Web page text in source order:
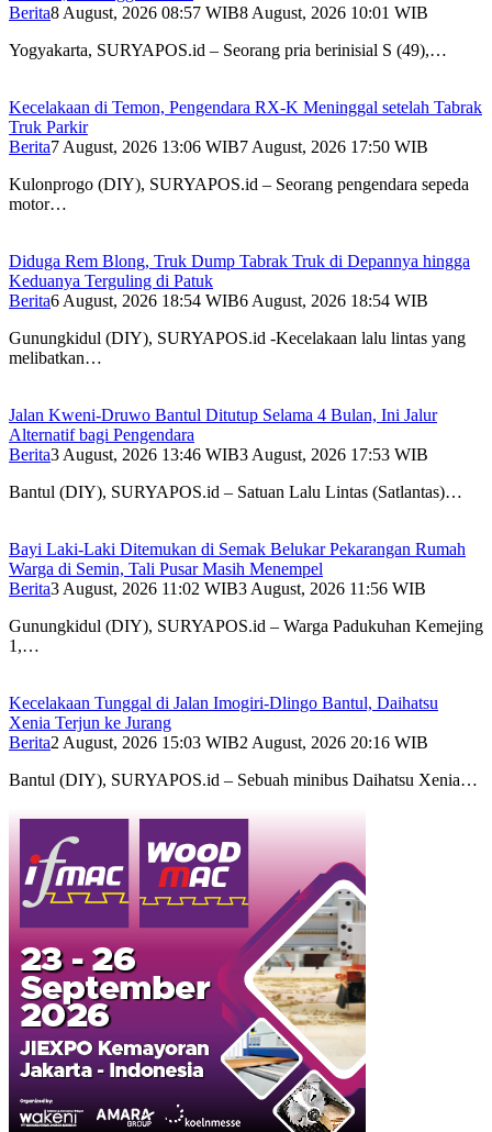
Berita8 August, 2026 08:57 WIB8 August, 2026 10:01 WIB
Yogyakarta, SURYAPOS.id – Seorang pria berinisial S (49),…
Kecelakaan di Temon, Pengendara RX-K Meninggal setelah Tabrak
Truk Parkir
Berita7 August, 2026 13:06 WIB7 August, 2026 17:50 WIB
Kulonprogo (DIY), SURYAPOS.id – Seorang pengendara sepeda
motor…
Diduga Rem Blong, Truk Dump Tabrak Truk di Depannya hingga
Keduanya Terguling di Patuk
Berita6 August, 2026 18:54 WIB6 August, 2026 18:54 WIB
Gunungkidul (DIY), SURYAPOS.id -Kecelakaan lalu lintas yang
melibatkan…
Jalan Kweni-Druwo Bantul Ditutup Selama 4 Bulan, Ini Jalur
Alternatif bagi Pengendara
Berita3 August, 2026 13:46 WIB3 August, 2026 17:53 WIB
Bantul (DIY), SURYAPOS.id – Satuan Lalu Lintas (Satlantas)…
Bayi Laki-Laki Ditemukan di Semak Belukar Pekarangan Rumah
Warga di Semin, Tali Pusar Masih Menempel
Berita3 August, 2026 11:02 WIB3 August, 2026 11:56 WIB
Gunungkidul (DIY), SURYAPOS.id – Warga Padukuhan Kemejing
1,…
Kecelakaan Tunggal di Jalan Imogiri-Dlingo Bantul, Daihatsu
Xenia Terjun ke Jurang
Berita2 August, 2026 15:03 WIB2 August, 2026 20:16 WIB
Bantul (DIY), SURYAPOS.id – Sebuah minibus Daihatsu Xenia…